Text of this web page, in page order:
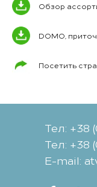
Обзор
DOMO,
Посетить
Тел: +38
Тел: +38
Е-mail: